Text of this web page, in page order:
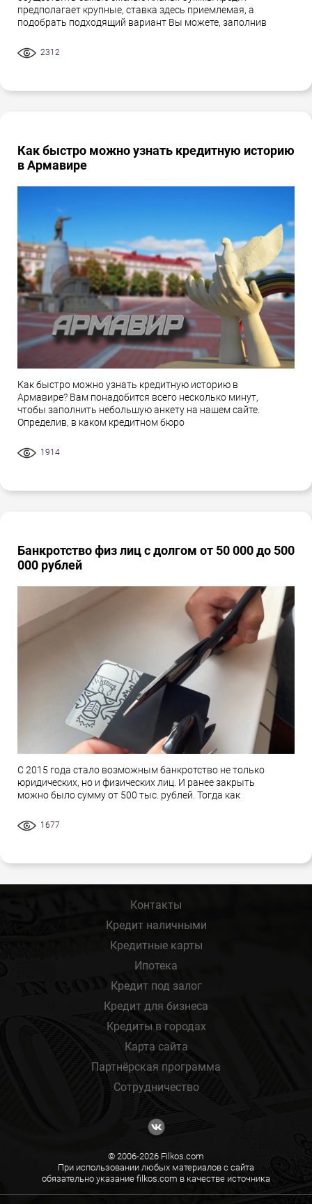
предполагает крупные, ставка здесь приемлемая, а
подобрать подходящий вариант Вы можете, заполнив
2312
Как быстро можно узнать кредитную историю
в Армавире
Как быстро можно узнать кредитную историю в
Армавире? Вам понадобится всего несколько минут,
чтобы заполнить небольшую анкету на нашем сайте.
Определив, в каком кредитном бюро
1914
Банкротство физ лиц с долгом от 50 000 до 500
000 рублей
С 2015 года стало возможным банкротство не только
юридических, но и физических лиц. И ранее закрыть
можно было сумму от 500 тыс. рублей. Тогда как
1677
Контакты
Кредит наличными
Кредитные карты
Ипотека
Кредит под залог
Кредит для бизнеса
Кредиты в городах
Карта сайта
Партнёрская программа
Сотрудничество
© 2006-2026 Filkos.com
При использовании любых материалов с сайта
обязательно указание filkos.com в качестве источника